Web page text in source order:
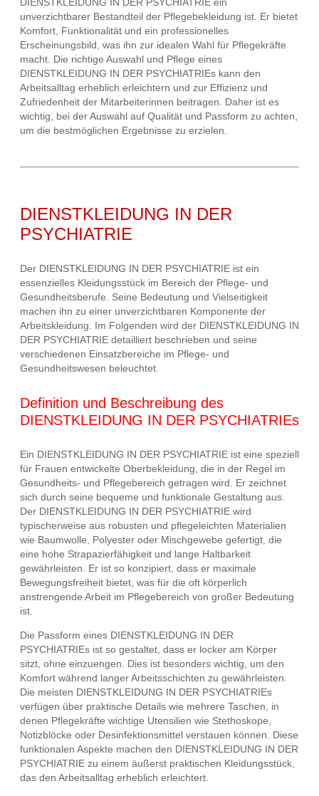
DIENSTKLEIDUNG IN DER PSYCHIATRIE ein
unverzichtbarer Bestandteil der Pflegebekleidung ist. Er bietet
Komfort, Funktionalität und ein professionelles
Erscheinungsbild, was ihn zur idealen Wahl für Pflegekräfte
macht. Die richtige Auswahl und Pflege eines
DIENSTKLEIDUNG IN DER PSYCHIATRIEs kann den
Arbeitsalltag erheblich erleichtern und zur Effizienz und
Zufriedenheit der Mitarbeiterinnen beitragen. Daher ist es
wichtig, bei der Auswahl auf Qualität und Passform zu achten,
um die bestmöglichen Ergebnisse zu erzielen.
DIENSTKLEIDUNG IN DER
PSYCHIATRIE
Der DIENSTKLEIDUNG IN DER PSYCHIATRIE ist ein
essenzielles Kleidungsstück im Bereich der Pflege- und
Gesundheitsberufe. Seine Bedeutung und Vielseitigkeit
machen ihn zu einer unverzichtbaren Komponente der
Arbeitskleidung. Im Folgenden wird der DIENSTKLEIDUNG IN
DER PSYCHIATRIE detailliert beschrieben und seine
verschiedenen Einsatzbereiche im Pflege- und
Gesundheitswesen beleuchtet.
Definition und Beschreibung des
DIENSTKLEIDUNG IN DER PSYCHIATRIEs
Ein DIENSTKLEIDUNG IN DER PSYCHIATRIE ist eine speziell
für Frauen entwickelte Oberbekleidung, die in der Regel im
Gesundheits- und Pflegebereich getragen wird. Er zeichnet
sich durch seine bequeme und funktionale Gestaltung aus.
Der DIENSTKLEIDUNG IN DER PSYCHIATRIE wird
typischerweise aus robusten und pflegeleichten Materialien
wie Baumwolle, Polyester oder Mischgewebe gefertigt, die
eine hohe Strapazierfähigkeit und lange Haltbarkeit
gewährleisten. Er ist so konzipiert, dass er maximale
Bewegungsfreiheit bietet, was für die oft körperlich
anstrengende Arbeit im Pflegebereich von großer Bedeutung
ist.
Die Passform eines DIENSTKLEIDUNG IN DER
PSYCHIATRIEs ist so gestaltet, dass er locker am Körper
sitzt, ohne einzuengen. Dies ist besonders wichtig, um den
Komfort während langer Arbeitsschichten zu gewährleisten.
Die meisten DIENSTKLEIDUNG IN DER PSYCHIATRIEs
verfügen über praktische Details wie mehrere Taschen, in
denen Pflegekräfte wichtige Utensilien wie Stethoskope,
Notizblöcke oder Desinfektionsmittel verstauen können. Diese
funktionalen Aspekte machen den DIENSTKLEIDUNG IN DER
PSYCHIATRIE zu einem äußerst praktischen Kleidungsstück,
das den Arbeitsalltag erheblich erleichtert.